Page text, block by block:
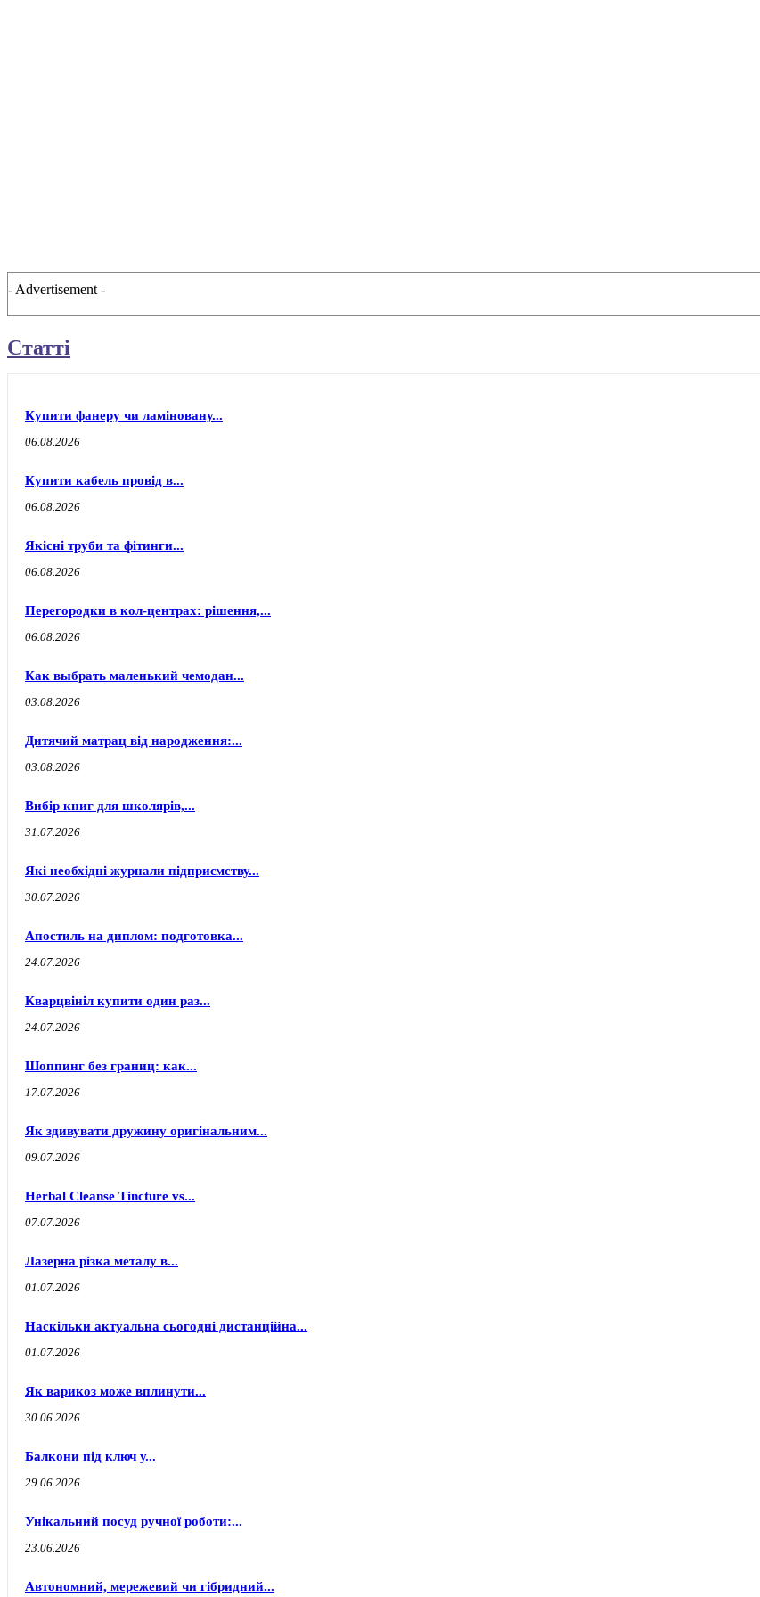
- Advertisement -
Статті
Купити фанеру чи ламіновану...
06.08.2026
Купити кабель провід в...
06.08.2026
Якісні труби та фітинги...
06.08.2026
Перегородки в кол-центрах: рішення,...
06.08.2026
Как выбрать маленький чемодан...
03.08.2026
Дитячий матрац від народження:...
03.08.2026
Вибір книг для школярів,...
31.07.2026
Які необхідні журнали підприємству...
30.07.2026
Апостиль на диплом: подготовка...
24.07.2026
Кварцвініл купити один раз...
24.07.2026
Шоппинг без границ: как...
17.07.2026
Як здивувати дружину оригінальним...
09.07.2026
Herbal Cleanse Tincture vs...
07.07.2026
Лазерна різка металу в...
01.07.2026
Наскільки актуальна сьогодні дистанційна...
01.07.2026
Як варикоз може вплинути...
30.06.2026
Балкони під ключ у...
29.06.2026
Унікальний посуд ручної роботи:...
23.06.2026
Автономний, мережевий чи гібридний...